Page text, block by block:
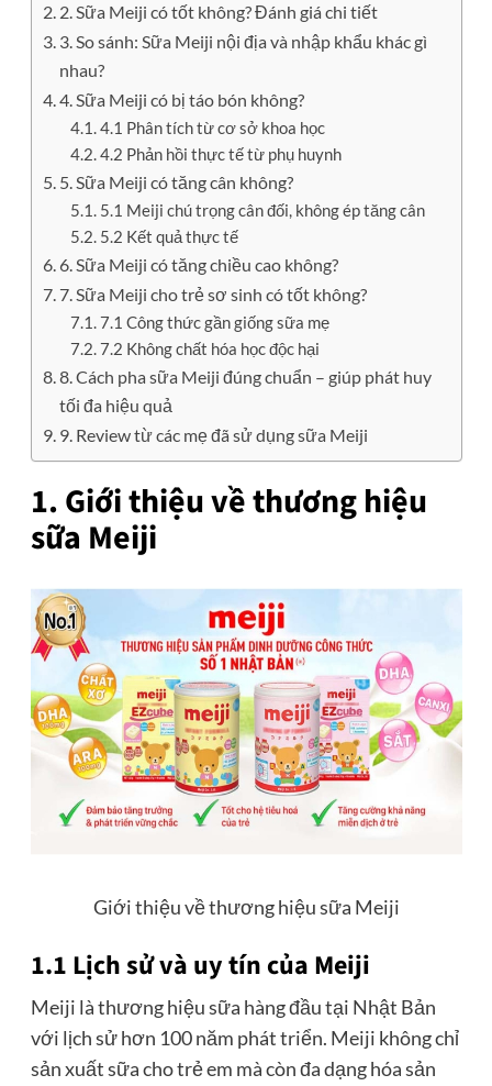
2. Sữa Meiji có tốt không? Đánh giá chi tiết
3. So sánh: Sữa Meiji nội địa và nhập khẩu khác gì
nhau?
4. Sữa Meiji có bị táo bón không?
4.1 Phân tích từ cơ sở khoa học
4.2 Phản hồi thực tế từ phụ huynh
5. Sữa Meiji có tăng cân không?
5.1 Meiji chú trọng cân đối, không ép tăng cân
5.2 Kết quả thực tế
6. Sữa Meiji có tăng chiều cao không?
7. Sữa Meiji cho trẻ sơ sinh có tốt không?
7.1 Công thức gần giống sữa mẹ
7.2 Không chất hóa học độc hại
8. Cách pha sữa Meiji đúng chuẩn – giúp phát huy
tối đa hiệu quả
9. Review từ các mẹ đã sử dụng sữa Meiji
1. Giới thiệu về thương hiệu
sữa Meiji
Giới thiệu về thương hiệu sữa Meiji
1.1 Lịch sử và uy tín của Meiji
Meiji là thương hiệu sữa hàng đầu tại Nhật Bản
với lịch sử hơn 100 năm phát triển. Meiji không chỉ
sản xuất sữa cho trẻ em mà còn đa dạng hóa sản